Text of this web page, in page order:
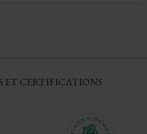
ET CERTIFICATIONS